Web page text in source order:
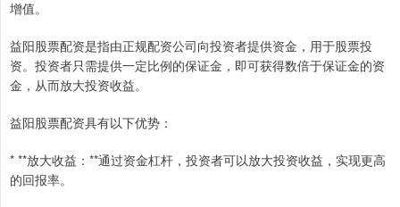
增值。
益阳股票配资是指由正规配资公司向投资者提供资金，用于股票投
资。投资者只需提供一定比例的保证金，即可获得数倍于保证金的资
金，从而放大投资收益。
益阳股票配资具有以下优势：
* **放大收益：**通过资金杠杆，投资者可以放大投资收益，实现更高
的回报率。